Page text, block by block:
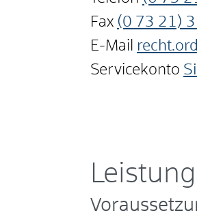
Fax (0 73 21) 3
E-Mail
Servicekonto